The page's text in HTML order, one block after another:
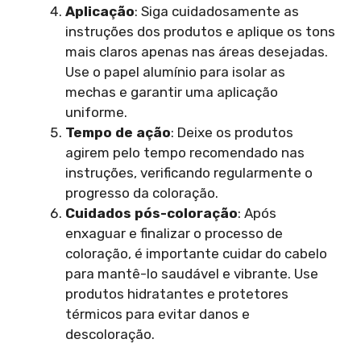
Aplicação: Siga cuidadosamente as
instruções dos produtos e aplique os tons
mais claros apenas nas áreas desejadas.
Use o papel alumínio para isolar as
mechas e garantir uma aplicação
uniforme.
Tempo de ação: Deixe os produtos
agirem pelo tempo recomendado nas
instruções, verificando regularmente o
progresso da coloração.
Cuidados pós-coloração: Após
enxaguar e finalizar o processo de
coloração, é importante cuidar do cabelo
para mantê-lo saudável e vibrante. Use
produtos hidratantes e protetores
térmicos para evitar danos e
descoloração.